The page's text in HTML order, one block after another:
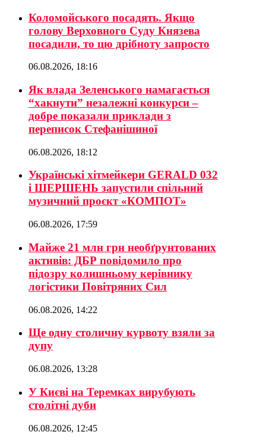
Коломойського посадять. Якщо
голову Верховного Суду Князева
посадили, то цю дрібноту запросто
06.08.2026, 18:16
Як влада Зеленського намагається
“хакнути” незалежні конкурси –
добре показали приклади з
переписок Стефанішиної
06.08.2026, 18:12
Українські хітмейкери GERALD 032
і ШЕРШЕНЬ запустили спільний
музичний проєкт «КОМПОТ»
06.08.2026, 17:59
Майже 21 млн грн необґрунтованих
активів: ДБР повідомило про
підозру колишньому керівнику
логістики Повітряних Сил
06.08.2026, 14:22
Ще одну столичну курвоту взяли за
дупу
06.08.2026, 13:28
У Києві на Теремках вирубують
столітні дуби
06.08.2026, 12:45